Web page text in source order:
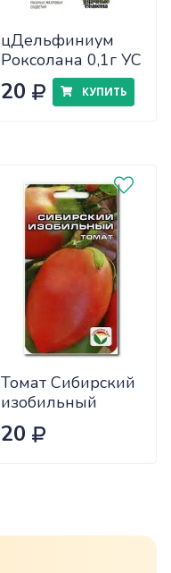
цДельфиниум
Роксолана 0,1г УС
20 КУПИТЬ
Томат Сибирский
изобильный
Сиб.сад Ц
20